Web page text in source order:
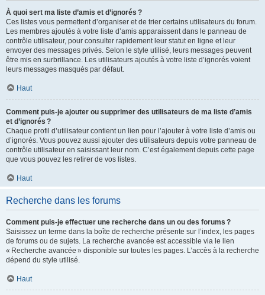
À quoi sert ma liste d’amis et d’ignorés ?
Ces listes vous permettent d’organiser et de trier certains utilisateurs du forum.
Les membres ajoutés à votre liste d’amis apparaissent dans le panneau de
contrôle utilisateur, pour consulter rapidement leur statut en ligne et leur
envoyer des messages privés. Selon le style utilisé, leurs messages peuvent
être mis en surbrillance. Les utilisateurs ajoutés à votre liste d’ignorés voient
leurs messages masqués par défaut.
Haut
Comment puis-je ajouter ou supprimer des utilisateurs de ma liste d’amis
et d’ignorés ?
Chaque profil d’utilisateur contient un lien pour l’ajouter à votre liste d’amis ou
d’ignorés. Vous pouvez aussi ajouter des utilisateurs depuis votre panneau de
contrôle utilisateur en saisissant leur nom. C’est également depuis cette page
que vous pouvez les retirer de vos listes.
Haut
Recherche dans les forums
Comment puis-je effectuer une recherche dans un ou des forums ?
Saisissez un terme dans la boîte de recherche présente sur l’index, les pages
de forums ou de sujets. La recherche avancée est accessible via le lien
« Recherche avancée » disponible sur toutes les pages. L’accès à la recherche
dépend du style utilisé.
Haut